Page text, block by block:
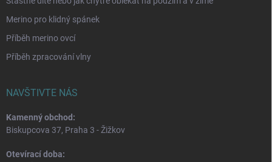
Merino pro klidný spánek
Příběh merino ovcí
Příběh zpracování vlny
NAVŠTIVTE NÁS
Kamenný obchod:
Biskupcova 37, Praha 3 - Žižkov
Otevírací doba: